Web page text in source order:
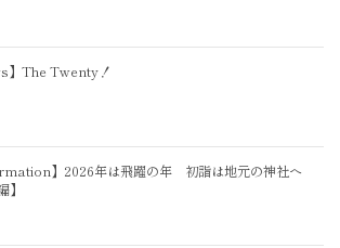
】The Twenty！
】2026年は飛躍の年 初詣は地元の神社へ
】